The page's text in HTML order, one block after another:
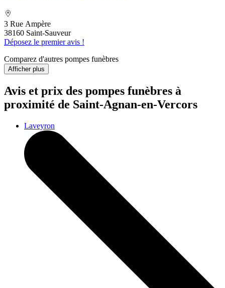
3 Rue Ampère
38160 Saint-Sauveur
Déposez le premier avis !
Comparez d'autres pompes funèbres
Afficher plus
Avis et prix des pompes funèbres à
proximité de Saint-Agnan-en-Vercors
Laveyron